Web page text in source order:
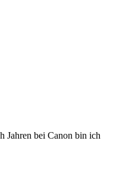
Jahren bei Canon bin ich